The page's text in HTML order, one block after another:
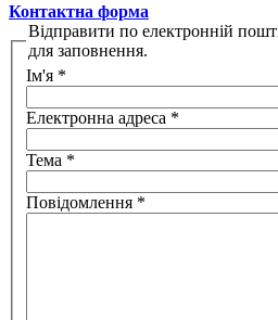
Контактна форма
Відправити по електронній
для заповнення.
Ім'я *
Електронна адреса *
Тема *
Повідомлення *